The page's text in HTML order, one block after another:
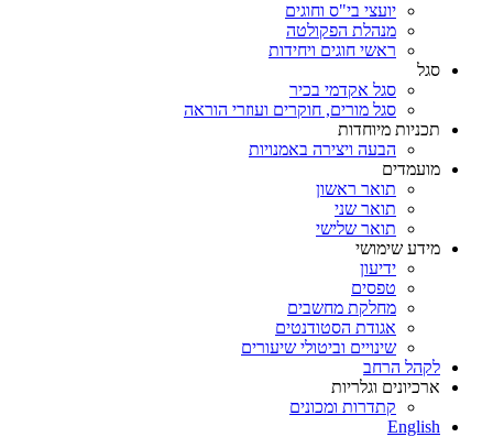
יועצי בי"ס וחוגים
מנהלת הפקולטה
ראשי חוגים ויחידות
סגל
סגל אקדמי בכיר
סגל מורים, חוקרים ועוזרי הוראה
תכניות מיוחדות
הבעה ויצירה באמנויות
מועמדים
תואר ראשון
תואר שני
תואר שלישי
מידע שימושי
ידיעון
טפסים
מחלקת מחשבים
אגודת הסטודנטים
שינויים וביטולי שיעורים
לקהל הרחב
ארכיונים וגלריות
קתדרות ומכונים
English